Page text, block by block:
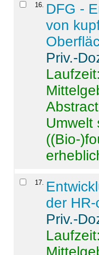
16
DFG -
von
Priv.-
Umwelt
((Bio-
17
der
Priv.-